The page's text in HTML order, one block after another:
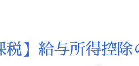
税】給与所得控